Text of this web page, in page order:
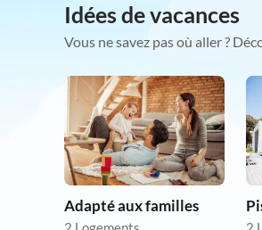
Idées de vacances
Vous ne savez pas où aller ?
Adapté aux familles